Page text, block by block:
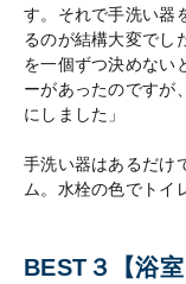
す。それで手洗い器
るのが結構大変でし
を一個ずつ決めない
ーがあったのですが
にしました」
手洗い器はあるだけ
ム。水栓の色でトイ
BEST３【浴室